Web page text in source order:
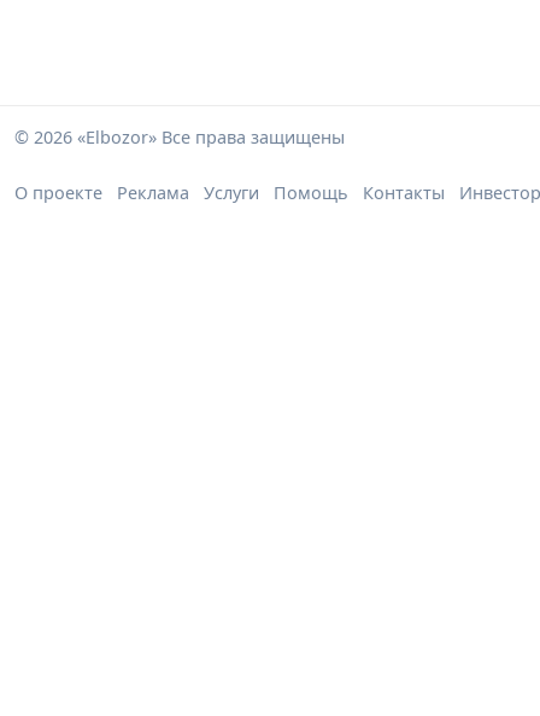
© 2026 «Elbozor» Все права защищены
О проекте Реклама Услуги Помощь Контакты